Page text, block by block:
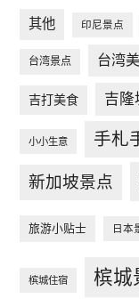
其他 印尼景点
台湾景点 台湾
吉打美食 吉隆
小小生意 手札
新加坡景点
旅游小贴士 日本
槟城住宿 槟城